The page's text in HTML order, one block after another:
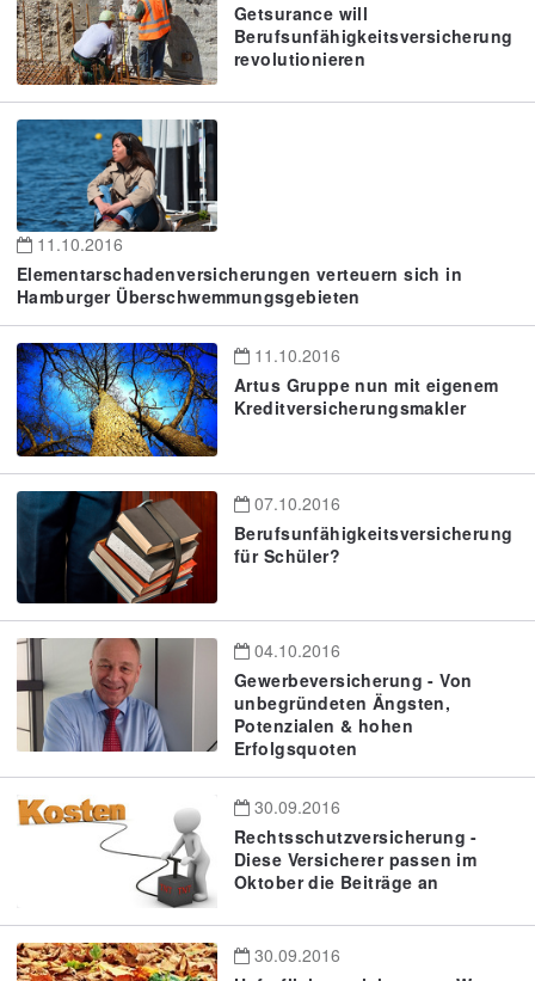
Getsurance will
Berufsunfähigkeitsversicherung
revolutionieren
11.10.2016
Elementarschadenversicherungen verteuern sich in
Hamburger Überschwemmungsgebieten
11.10.2016
Artus Gruppe nun mit eigenem
Kreditversicherungsmakler
07.10.2016
Berufsunfähigkeitsversicherung
für Schüler?
04.10.2016
Gewerbeversicherung - Von
unbegründeten Ängsten,
Potenzialen & hohen
Erfolgsquoten
30.09.2016
Rechtsschutzversicherung -
Diese Versicherer passen im
Oktober die Beiträge an
30.09.2016